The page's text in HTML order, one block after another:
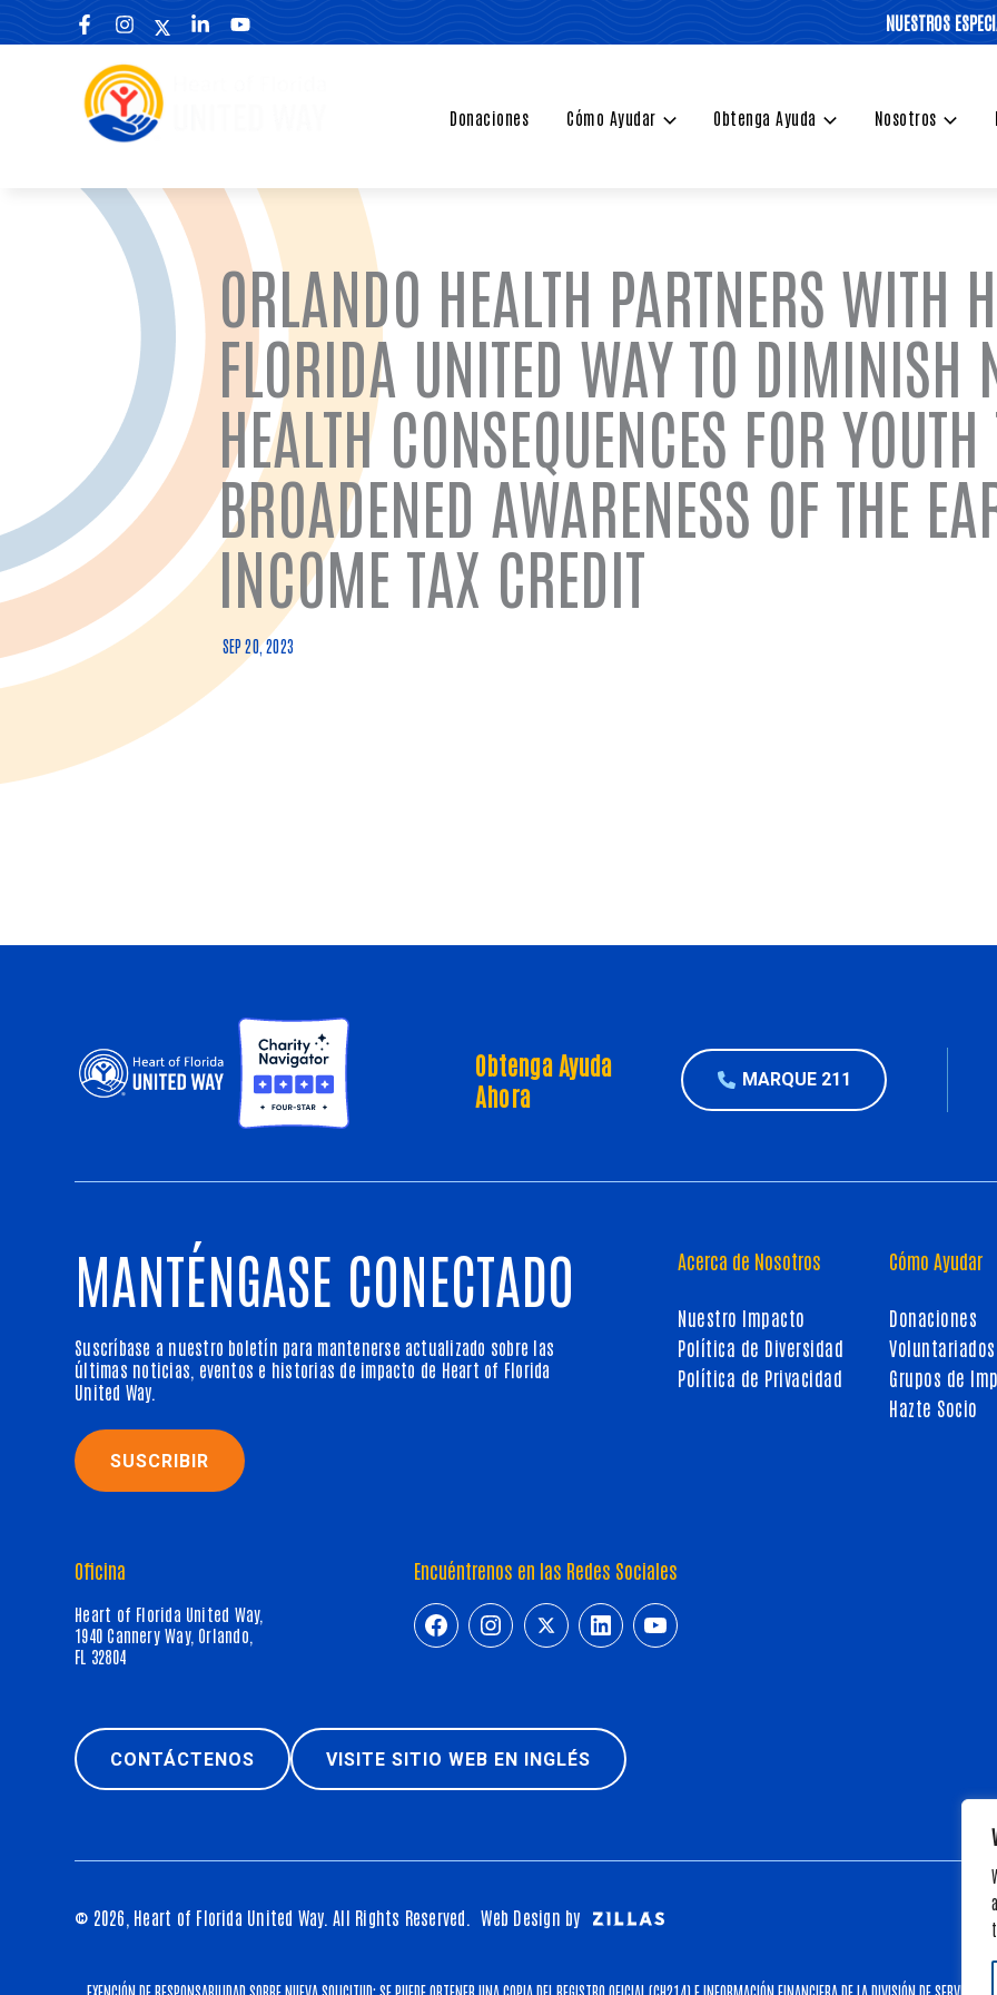
to
NUESTROS
Donaciones Cómo Ayudar Obtenga Ayuda Nosotros
ORLANDO HEALTH PARTNERS WITH
FLORIDA UNITED WAY TO DIMINISH
HEALTH CONSEQUENCES FOR
BROADENED AWARENESS OF THE
INCOME TAX CREDIT
SEP 20, 2023
Obtenga Ayuda
Ahora
MARQUE 211
MANTÉNGASE CONECTADO
Suscríbase a nuestro boletín para mantenerse actualizado sobre las
últimas noticias, eventos e historias de impacto de Heart of Florida
United Way.
SUSCRIBIR
Oficina
Heart of Florida United Way,
1940 Cannery Way, Orlando,
FL 32804
Encuéntrenos en las Redes Sociales
https://www.facebook.com/HeartofFloridaUnitedWay
https://www.instagram.com/hfuw/
https://twitter.com/hfuw
https://www.linkedin.com/company/heart-of-florida-united-way/ https://www.youtube.com/@HFUW
CONTÁCTENOS VISITE SITIO WEB EN INGLÉS
Acerca de Nosotros
Nuestro Impacto
Política de Diversidad
Política de Privacidad
Cómo Ayudar
Donaciones
Voluntariados
Grupos de
Hazte Socio
© 2026, Heart of Florida United Way.All Rights Reserved. Web Design by